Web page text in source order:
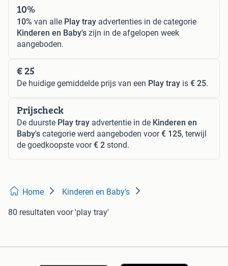
10%
10% van alle Play tray advertenties in de categorie
Kinderen en Baby's zijn in de afgelopen week
aangeboden.
€ 25
De huidige gemiddelde prijs van een Play tray is € 25.
Prijscheck
De duurste Play tray advertentie in de Kinderen en
Baby's categorie werd aangeboden voor€ 125, terwijl
de goedkoopste voor€ 2 stond.
Home Kinderen en Baby's
80 resultaten voor 'play tray'